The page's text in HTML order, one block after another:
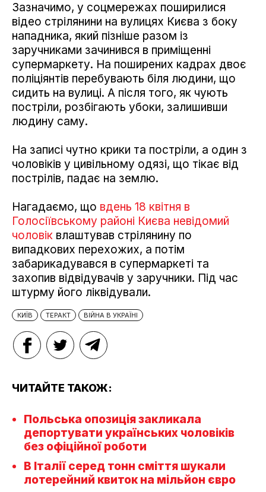
Зазначимо, у соцмережах поширилися
відео стрілянини на вулицях Києва з боку
нападника, який пізніше разом із
заручниками зачинився в приміщенні
супермаркету. На поширених кадрах двоє
поліціянтів перебувають біля людини, що
сидить на вулиці. А після того, як чують
постріли, розбігають убоки, залишивши
людину саму.
На записі чутно крики та постріли, а один з
чоловіків у цивільному одязі, що тікає від
пострілів, падає на землю.
Нагадаємо, що вдень 18 квітня в
Голосіївському районі Києва невідомий
чоловік влаштував стрілянину по
випадкових перехожих, а потім
забарикадувався в супермаркеті та
захопив відвідувачів у заручники. Під час
штурму його ліквідували.
КИЇВ ТЕРАКТ ВІЙНА В УКРАЇНІ
ЧИТАЙТЕ ТАКОЖ:
Польська опозиція закликала
депортувати українських чоловіків
без офіційної роботи
В Італії серед тонн сміття шукали
лотерейний квиток на мільйон євро